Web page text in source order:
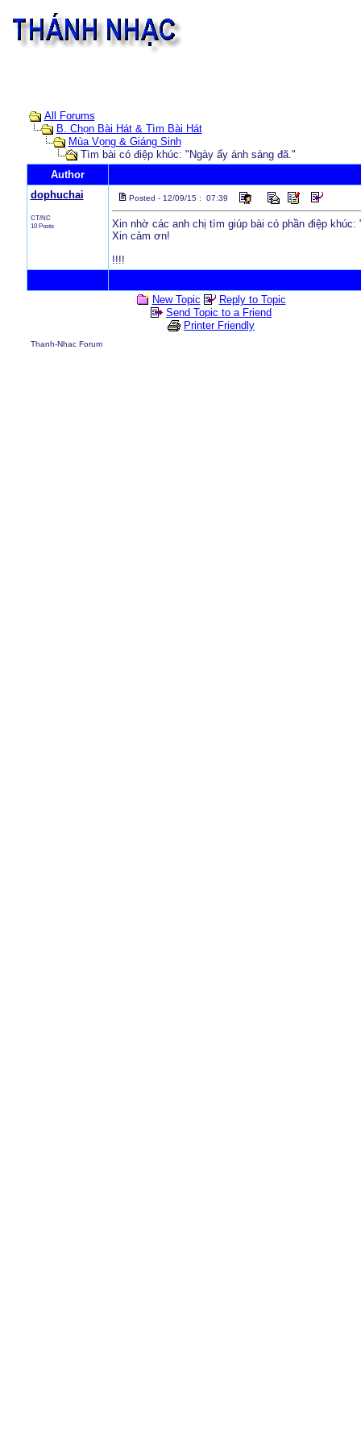
All Forums
B. Chọn Bài Hát & Tìm Bài Hát
Mùa Vọng & Giáng Sinh
Tìm bài có điệp khúc: "Ngày ấy ánh sáng đã."
Author
dophuchai
CT/NC
10 Posts
Posted - 12/09/15 : 07:39
Xin nhờ các anh chị tìm giúp bài có phần điệp
Xin cảm ơn!
!!!!
New Topic
Reply to Topic
Send Topic to a Friend
Printer Friendly
Thanh-Nhac Forum